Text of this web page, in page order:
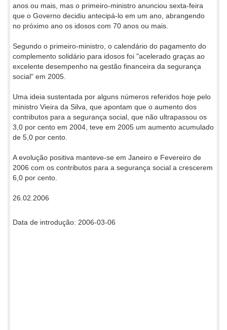
anos ou mais, mas o primeiro-ministro anunciou sexta-feira
que o Governo decidiu antecipá-lo em um ano, abrangendo
no próximo ano os idosos com 70 anos ou mais.
Segundo o primeiro-ministro, o calendário do pagamento do
complemento solidário para idosos foi "acelerado graças ao
excelente desempenho na gestão financeira da segurança
social" em 2005.
Uma ideia sustentada por alguns números referidos hoje pelo
ministro Vieira da Silva, que apontam que o aumento dos
contributos para a segurança social, que não ultrapassou os
3,0 por cento em 2004, teve em 2005 um aumento acumulado
de 5,0 por cento.
A evolução positiva manteve-se em Janeiro e Fevereiro de
2006 com os contributos para a segurança social a crescerem
6,0 por cento.
26.02.2006
Data de introdução: 2006-03-06